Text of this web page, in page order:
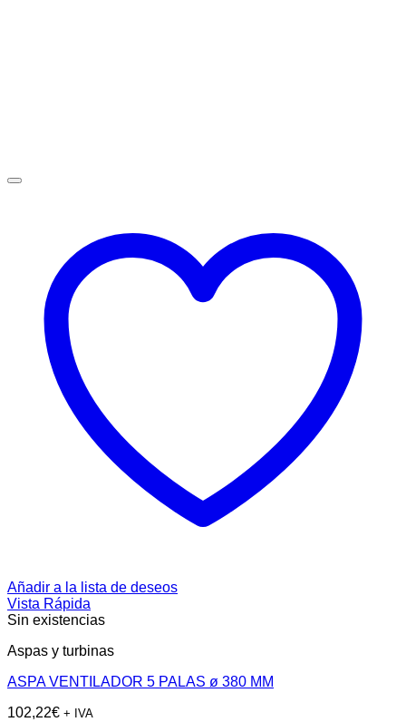
Añadir a la lista de deseos
Vista Rápida
Sin existencias
Aspas y turbinas
ASPA VENTILADOR 5 PALAS ø 380 MM
102,22€ + IVA